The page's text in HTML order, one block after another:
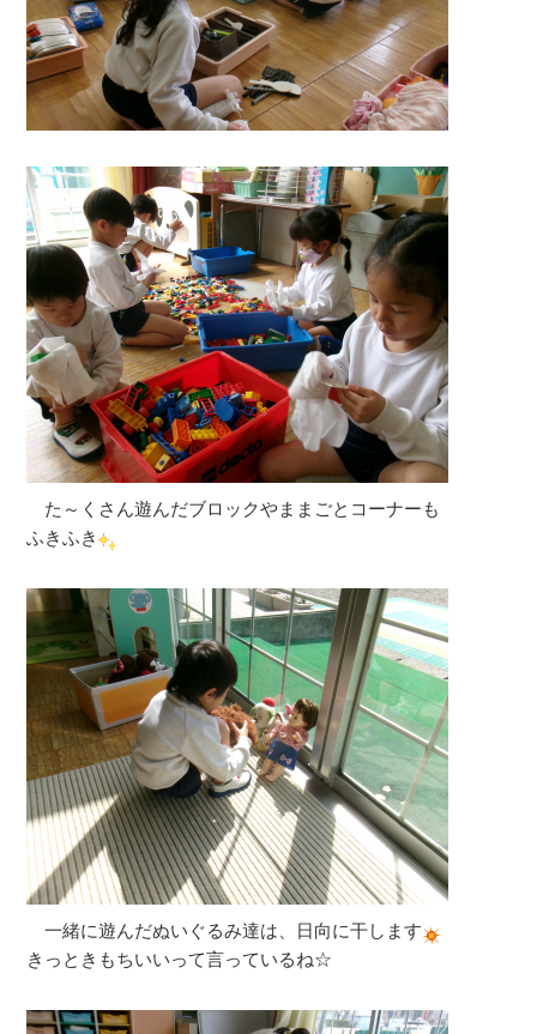
た～くさん遊んだブロックやままごとコーナーも
ふきふき
一緒に遊んだぬいぐるみ達は、日向に干します
きっときもちいいって言っているね☆